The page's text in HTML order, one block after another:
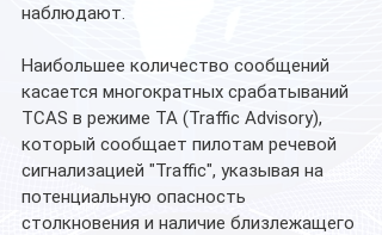
наблюдают.
Наибольшее количество сообщений
касается многократных срабатываний
TCAS в режиме ТА (Traffic Advisory),
который сообщает пилотам речевой
сигнализацией "Traffic", указывая на
потенциальную опасность
столкновения и наличие близлежащего